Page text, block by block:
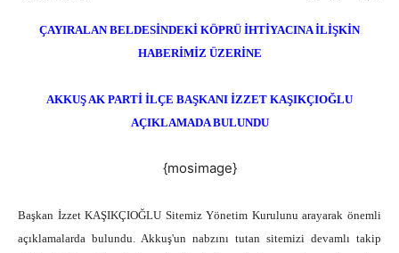
ÇAYIRALAN BELDESİNDEKİ KÖPRÜ İHTİYACINA İLİŞKİN
HABERİMİZ ÜZERİNE
AKKUŞ AK PARTİ İLÇE BAŞKANI İZZET KAŞIKÇIOĞLU
AÇIKLAMADA BULUNDU
{mosimage}
Başkan İzzet KAŞIKÇIOĞLU Sitemiz Yönetim Kurulunu arayarak önemli
açıklamalarda bulundu. Akkuş'un nabzını tutan sitemizi devamlı takip